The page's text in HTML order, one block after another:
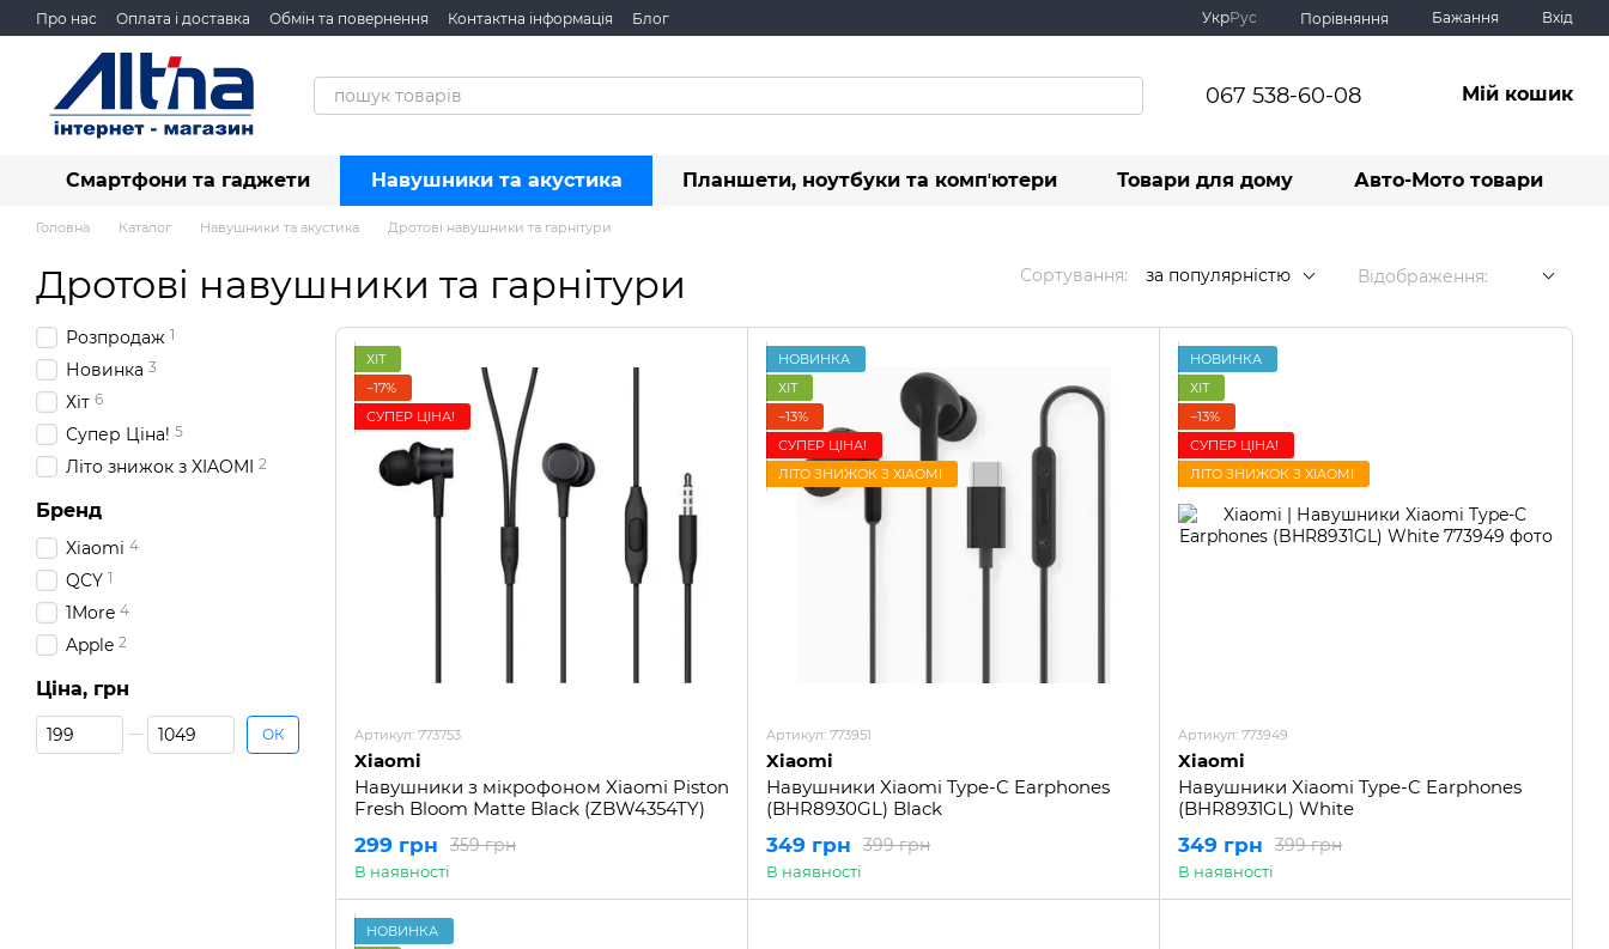
Перейти до основного контенту
Про нас Оплата і доставка Обмін та повернення Контактна інформація Блог УкрРус Порівняння Бажання Вхід
067 538-60-08 Мій кошик
Смартфони та гаджети Навушники та акустика Планшети, ноутбуки та компʼютери Товари для дому Авто-Мото товари
Головна Каталог Навушники та акустика Дротові навушники та гарнітури
Дротові навушники та гарнітури Сортування: за популярністю Відображення:
ХІТ
−17%
СУПЕР ЦІНА!
Артикул: 773753
Xiaomi
Навушники з мікрофоном Xiaomi Piston
Fresh Bloom Matte Black (ZBW4354TY)
359 грн
299 грн
В наявності
НОВИНКА
ХІТ
−13%
СУПЕР ЦІНА!
ЛІТО ЗНИЖОК З XIAOMI
Артикул: 773951
Xiaomi
Навушники Xiaomi Type-C Earphones
(BHR8930GL) Black
399 грн
349 грн
В наявності
НОВИНКА
ХІТ
−13%
СУПЕР ЦІНА!
ЛІТО ЗНИЖОК З XIAOMI
Артикул: 773949
Xiaomi
Навушники Xiaomi Type-C Earphones
(BHR8931GL) White
399 грн
349 грн
В наявності
НОВИНКА
Розпродаж 1
Новинка 3
Хіт 6
Супер Ціна! 5
Літо знижок з XIAOMI 2
Бренд
Xiaomi 4
QCY 1
1More 4
Apple 2
Ціна, грн
Від Ціна, грн
До Ціна, грн ОК